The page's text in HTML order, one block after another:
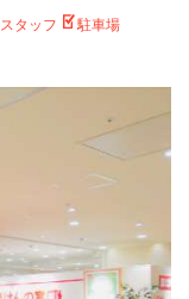
タッフ
駐車場